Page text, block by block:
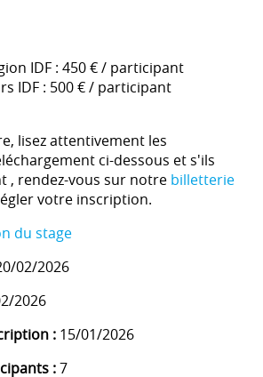
IDF : 450 € / participant
IDF : 500 € / participant
lisez attentivement les
ci-dessous et s'ils
, rendez-vous sur notre billetterie
votre inscription.
du stage
02/2026
2026
: 15/01/2026
:7